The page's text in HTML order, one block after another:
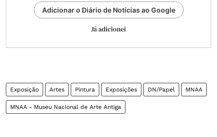
Adicionar o Diário de Notícias ao Google
Já adicionei
Exposição Artes Pintura Exposições DN/Papel MNAA
MNAA - Museu Nacional de Arte Antiga